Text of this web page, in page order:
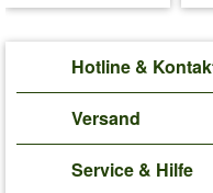
Hotline &
Versand
Service & Hilfe